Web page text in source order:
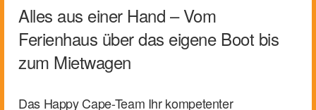
Alles aus einer Hand – Vom
Ferienhaus über das eigene Boot bis
zum Mietwagen
Das Happy Cape-Team Ihr kompetenter